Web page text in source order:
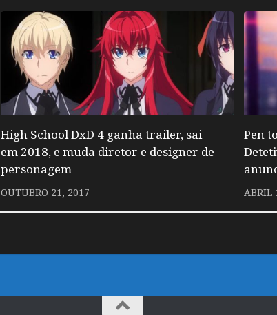
High School DxD 4 ganha trailer, sai
em 2018, e muda diretor e designer de
personagem
OUTUBRO 21, 2017
Pen
ABRIL